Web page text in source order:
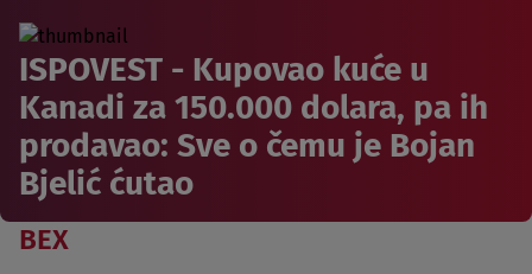
ISPOVEST - Kupovao kuće u
Kanadi za 150.000 dolara, pa ih
prodavao: Sve o čemu je Bojan
Bjelić ćutao
BEX